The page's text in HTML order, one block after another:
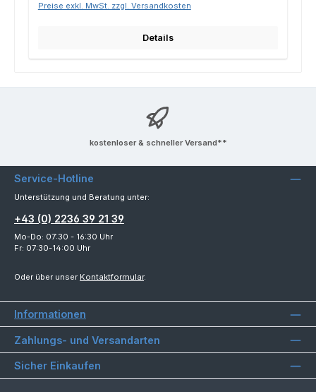
Preise exkl. MwSt. zzgl. Versandkosten
Details
kostenloser & schneller Versand**
Service-Hotline
Unterstützung und Beratung unter:
+43 (0) 2236 39 21 39
Mo-Do: 07:30 - 16:30 Uhr
Fr: 07:30-14:00 Uhr
Oder über unser Kontaktformular.
Informationen
Zahlungs- und Versandarten
Sicher Einkaufen